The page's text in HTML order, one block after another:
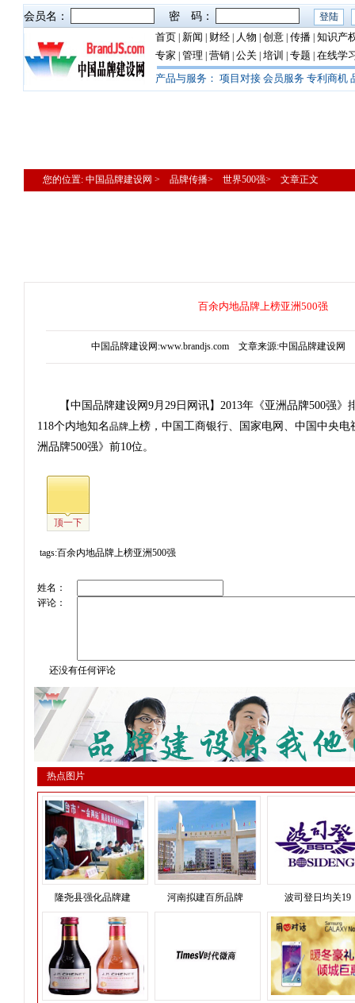
会员名：
密 码：
首页 新闻 财经 人物 创意 传播 知识产
专家 管理 营销 公关 培训 专题 在线学
产品与服务： 项目对接 会员服务 专利商机
您的位置: 中国品牌建设网 > 品牌传播> 世界500强> 文章正文
百余内地品牌上榜亚洲500强
中国品牌建设网:www.brandjs.com 文章来源:中国品牌建设网
【中国品牌建设网9月29日网讯】2013年《亚洲品牌500强》
118个内地知名品牌上榜，中国工商银行、国家电网、中国中央电
洲品牌500强》前10位。
顶一下
tags:百余内地品牌上榜亚洲500强
姓名：
评论：
还没有任何评论
热点图片
隆尧县强化品牌建 河南拟建百所品牌 波司登日均关19